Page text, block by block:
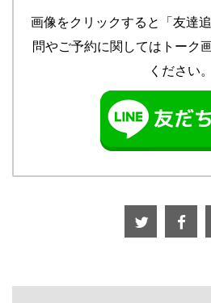
画像をクリックすると「友達追
問やご予約に関してはトーク
ください。